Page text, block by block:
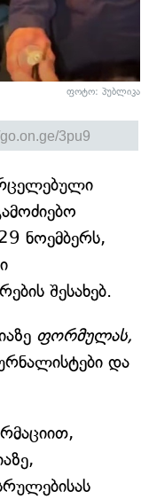
ფოტო: პუბლიკა
ნოემბერს,
შესახებ.
ფორმულას,
და